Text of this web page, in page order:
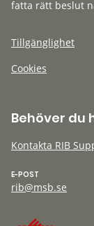
fatta rätt beslut
Tillgänglighet
Cookies
Behöver du
Kontakta RIB
E-POST
rib@msb.se